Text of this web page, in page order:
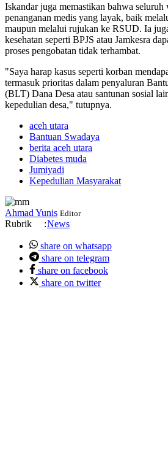
Iskandar juga memastikan bahwa seluruh
penanganan medis yang layak, baik
maupun melalui rujukan ke RSUD. Ia
kesehatan seperti BPJS atau Jamkesra
proses pengobatan tidak terhambat.
"Saya harap kasus seperti korban
termasuk prioritas dalam penyaluran
(BLT) Dana Desa atau santunan sosial
kepedulian desa," tutupnya.
aceh utara
Bantuan Swadaya
berita aceh utara
Diabetes muda
Jumiyadi
Kepedulian Masyarakat
Ahmad Yunis Editor
Rubrik :News
share on whatsapp
share on telegram
share on facebook
share on twitter